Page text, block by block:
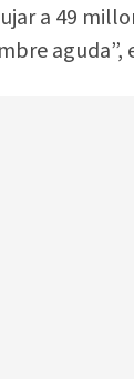
a 49
aguda”,